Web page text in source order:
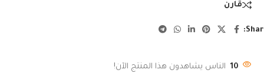
قارن
10 الناس يشاهدون هذا المنتج الآن!